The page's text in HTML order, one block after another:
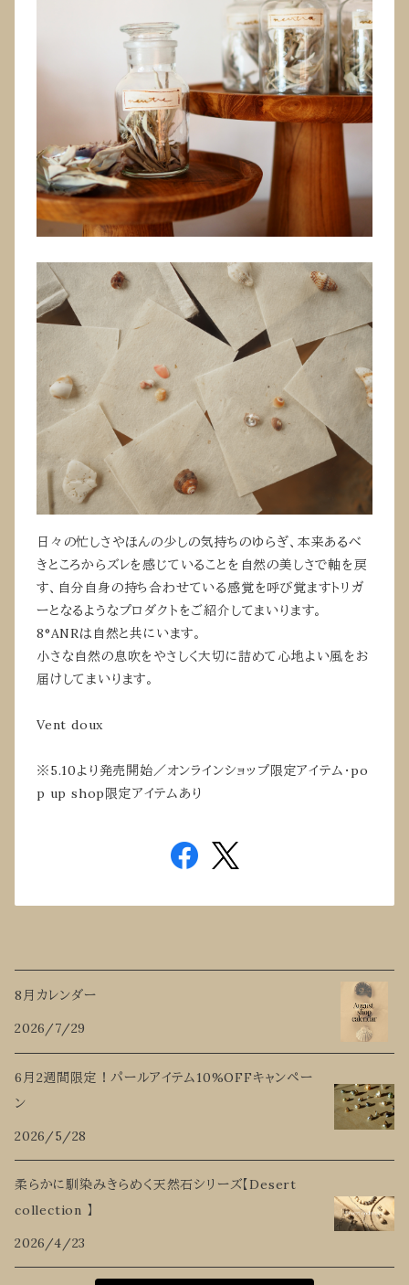
日々の忙しさやほんの少しの気持ちのゆらぎ、本来あるべ
きところからズレを感じていることを自然の美しさで軸を戻
す、自分自身の持ち合わせている感覚を呼び覚ますトリガ
ーとなるようなプロダクトをご紹介してまいります。
8°ANRは自然と共にいます。
小さな自然の息吹をやさしく大切に詰めて心地よい風をお
届けしてまいります。
Vent doux
※5.10より発売開始／オンラインショップ限定アイテム・po
p up shop限定アイテムあり
8月カレンダー
2026/7/29
6月2週間限定！パールアイテム10%OFFキャンペー
ン
2026/5/28
柔らかに馴染みきらめく天然石シリーズ【Desert
collection 】
2026/4/23